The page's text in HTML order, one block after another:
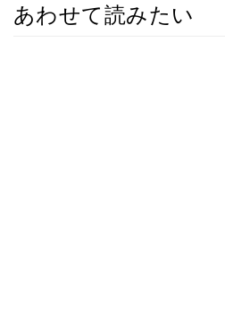
あわせて読みたい